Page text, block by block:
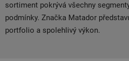
sortiment pokrývá všechny
podmínky. Značka Matador
portfolio a spolehlivý výkon.